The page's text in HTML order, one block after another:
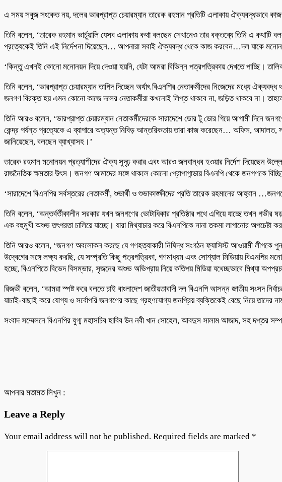
এ সময় সবুজ সংকেত নয়, দলের ভারপ্রাপ্ত চেয়ারম্যান তারেক রহমান প্রতিটি এলাকায় ঐক্যবদ্ধভাবে কাজ
তিনি বলেন, ‘তারেক রহমান ভার্চুয়ালি যেসব এলাকায় কথা বলছেন সেখানেও তার বক্তব্যে তিনি এ কথাটি
প্রত্যেকেই তিনি এই নির্দেশনা দিয়েছেন… আপনারা সবাই ঐক্যবদ্ধ থেকে কাজ করবেন…দল যাকে
‘কিন্তু এখনই কোনো মনোনয়ন দিয়ে দেওয়া হয়নি, যেটা আমরা বিভিন্ন পত্রপত্রিকায় দেখতে পাচ্ছি।
তিনি বলেন, ‘ভারপ্রাপ্ত চেয়ারম্যান তাগিদ দিচ্ছেন অর্থাৎ বিএনপির নেতাকর্মীদের নিজেদের মধ্যে
জনগণ বিরক্ত হয় এমন কোনো কাজে দলের নেতাকর্মীরা কখনোই লিপ্ত থাকবে না, জড়িত থাকবে না।
তিনি আরও বলেন, ‘ভারপ্রাপ্ত চেয়ারম্যান নেতাকর্মীদেরকে সারাদেশে ডোর টু ডোর গিয়ে আগামী দিনে
কেন্দ্র পর্যন্ত প্রত্যেকে এ ব্যাপারে অত্যন্ত নিবিড় আন্তরিকতায় তারা কাজ করেছেন… অফিস, আদালত,
জানিয়েছেন, বলছেন ব্যাখ্যাসহ।’
তারেক রহমান মনোনয়ন প্রত্যাশীদের ঐক্য সুদৃঢ় করার এবং আরও জনবান্ধব হওয়ার নির্দেশ দিয়েছেন
রাজনৈতিক ক্ষমতার উৎস। জনগণ আমাদের সঙ্গে থাকলে কোনো প্রোপাগান্ডায় বিএনপি থেকে জনগণকে
‘সারাদেশে বিএনপির সর্বস্তরের নেতাকর্মী, শুভার্থী ও শুভাকাঙ্ক্ষীদের প্রতি তারেক রহমানের আহ্বান
তিনি বলেন, ‘অন্তর্বর্তীকালীন সরকার যখন জনগণের ভোটাধিকার প্রতিষ্ঠার পথে এগিয়ে যাচ্ছে তখন
এক বহুমুখী অশুভ তৎপরতা চালিয়ে যাচ্ছে। যারা মিথ্যাচার করে বিএনপিকে নানা তকমা লাগানোর
তিনি আরও বলেন, ‘জনগণ অবলোকন করছে যে গণহত্যাকারী নিষিদ্ধ সংগঠন ফ্যাসিস্ট আওয়ামী লীগকে
উদ্বেগের সঙ্গে লক্ষ্য করছি, যে সম্প্রতি কিছু পত্রপত্রিকা, গণমাধ্যম এবং সোশ্যাল মিডিয়ায় বিএনপির
হচ্ছে, বিএনপিতে বিভেদ বিসম্ভার, সৃজনের অশুভ অভিপ্রায় নিয়ে কতিপয় মিডিয়া যথেচ্ছভাবে মিথ্যা
রিজভী বলেন, ‘আমরা স্পষ্ট করে বলতে চাই বাংলাদেশ জাতীয়তাবাদী দল বিএনপি আসন্ন জাতীয় সংসদ
যাচাই-বাছাই করে যোগ্য ও সর্বোপরি জনগণের কাছে গ্রহণযোগ্য জনপ্রিয় ব্যক্তিকেই বেছে নিয়ে তাদের
সংবাদ সম্মেলনে বিএনপির যুগ্ম মহাসচিব হাবিব উন নবী খান সোহেল, আবদুস সালাম আজাদ, সহ দপ্তর
আপনার মতামত লিখুন :
Leave a Reply
Your email address will not be published. Required fields are marked *